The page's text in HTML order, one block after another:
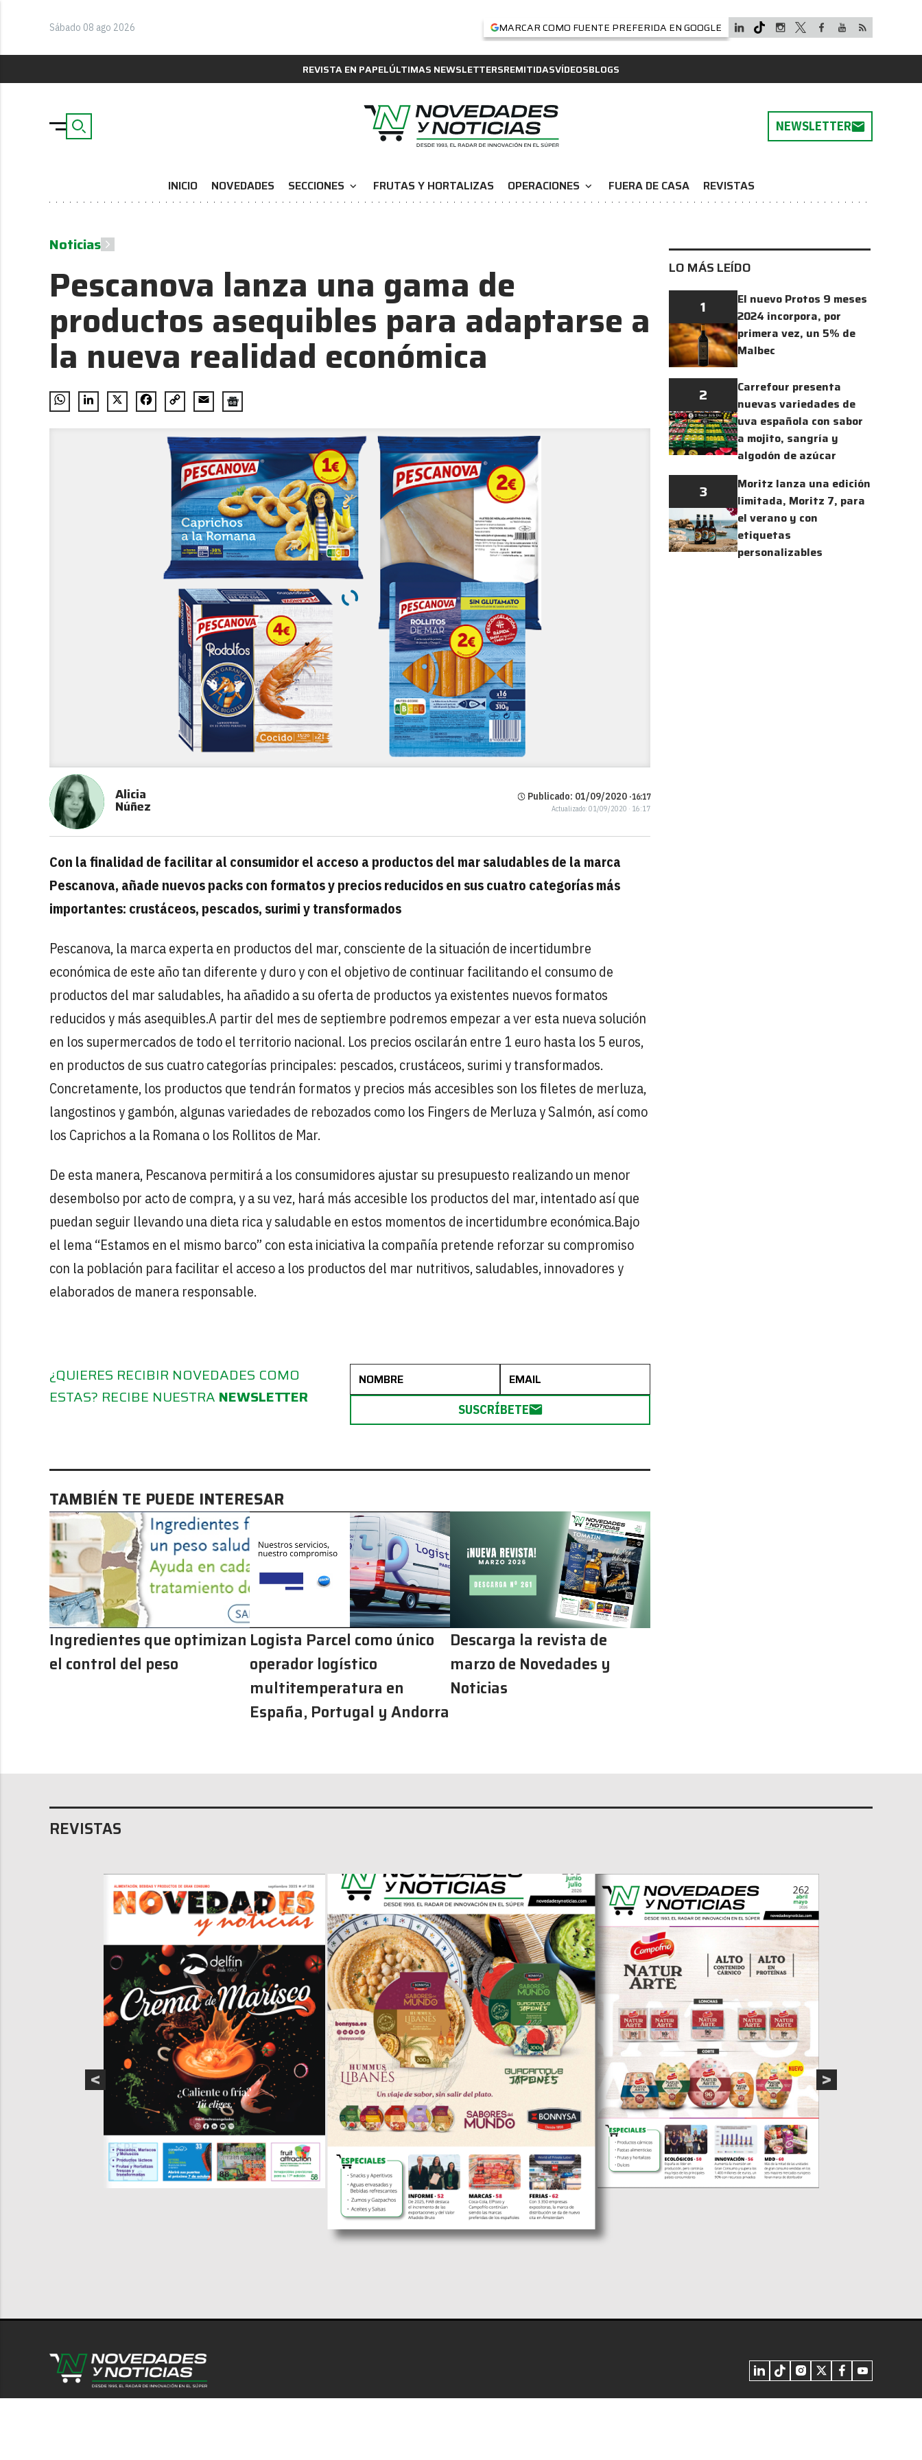
Sábado 08 ago 2026 MARCAR COMO FUENTE PREFERIDA EN GOOGLE
REVISTA EN PAPELÚLTIMAS NEWSLETTERSREMITIDASVÍDEOSBLOGS
NEWSLETTER
INICIO NOVEDADES SECCIONES expand_more FRUTAS Y HORTALIZAS OPERACIONES expand_more FUERA DE CASA REVISTAS
Noticias
Pescanova lanza una gama de
productos asequibles para adaptarse a
la nueva realidad económica
WhatsAppLinkedIn
X FacebookCopy
Email
LO MÁS LEÍDO
1
El nuevo Protos 9 meses
2024 incorpora, por
primera vez, un 5% de
Malbec
2
Carrefour presenta
nuevas variedades de
uva española con sabor
a mojito, sangría y
algodón de azúcar
3
Moritz lanza una edición
limitada, Moritz 7, para
el verano y con
etiquetas
personalizables
Alicia
Núñez
Publicado: 01/09/2020 ·16:17
Actualizado: 01/09/2020 · 16:17
Con la finalidad de facilitar al consumidor el acceso a productos del mar saludables de la marca
Pescanova, añade nuevos packs con formatos y precios reducidos en sus cuatro categorías más
importantes: crustáceos, pescados, surimi y transformados
Pescanova, la marca experta en productos del mar, consciente de la situación de incertidumbre
económica de este año tan diferente y duro y con el objetivo de continuar facilitando el consumo de
productos del mar saludables, ha añadido a su oferta de productos ya existentes nuevos formatos
reducidos y más asequibles.A partir del mes de septiembre podremos empezar a ver esta nueva solución
en los supermercados de todo el territorio nacional. Los precios oscilarán entre 1 euro hasta los 5 euros,
en productos de sus cuatro categorías principales: pescados, crustáceos, surimi y transformados.
Concretamente, los productos que tendrán formatos y precios más accesibles son los filetes de merluza,
langostinos y gambón, algunas variedades de rebozados como los Fingers de Merluza y Salmón, así como
los Caprichos a la Romana o los Rollitos de Mar.
De esta manera, Pescanova permitirá a los consumidores ajustar su presupuesto realizando un menor
desembolso por acto de compra, y a su vez, hará más accesible los productos del mar, intentado así que
puedan seguir llevando una dieta rica y saludable en estos momentos de incertidumbre económica.Bajo
el lema “Estamos en el mismo barco” con esta iniciativa la compañía pretende reforzar su compromiso
con la población para facilitar el acceso a los productos del mar nutritivos, saludables, innovadores y
elaborados de manera responsable.
¿QUIERES RECIBIR NOVEDADES COMO
ESTAS? RECIBE NUESTRA NEWSLETTER
SUSCRÍBETE
TAMBIÉN TE PUEDE INTERESAR
Ingredientes que optimizan
el control del peso
Logista Parcel como único
operador logístico
multitemperatura en
España, Portugal y Andorra
Descarga la revista de
marzo de Novedades y
Noticias
REVISTAS